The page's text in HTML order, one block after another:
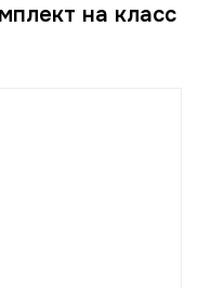
на класс